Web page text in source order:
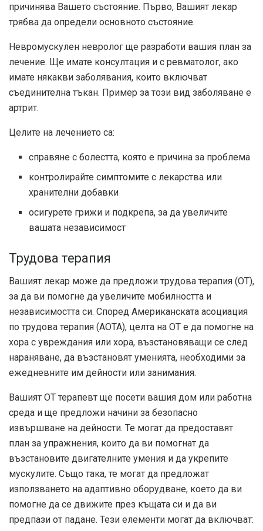
причинява Вашето състояние. Първо, Вашият лекар
трябва да определи основното състояние.
Невромускулен невролог ще разработи вашия план за
лечение. Ще имате консултация и с ревматолог, ако
имате някакви заболявания, които включват
съединителна тъкан. Пример за този вид заболяване е
артрит.
Целите на лечението са:
справяне с болестта, която е причина за проблема
контролирайте симптомите с лекарства или
хранителни добавки
осигурете грижи и подкрепа, за да увеличите
вашата независимост
Трудова терапия
Вашият лекар може да предложи трудова терапия (OT),
за да ви помогне да увеличите мобилността и
независимостта си. Според Американската асоциация
по трудова терапия (AOTA), целта на OT е да помогне на
хора с увреждания или хора, възстановяващи се след
нараняване, да възстановят уменията, необходими за
ежедневните им дейности или занимания.
Вашият OT терапевт ще посети вашия дом или работна
среда и ще предложи начини за безопасно
извършване на дейности. Те могат да предоставят
план за упражнения, които да ви помогнат да
възстановите двигателните умения и да укрепите
мускулите. Също така, те могат да предложат
използването на адаптивно оборудване, което да ви
помогне да се движите през къщата си и да ви
предпази от падане. Тези елементи могат да включват: